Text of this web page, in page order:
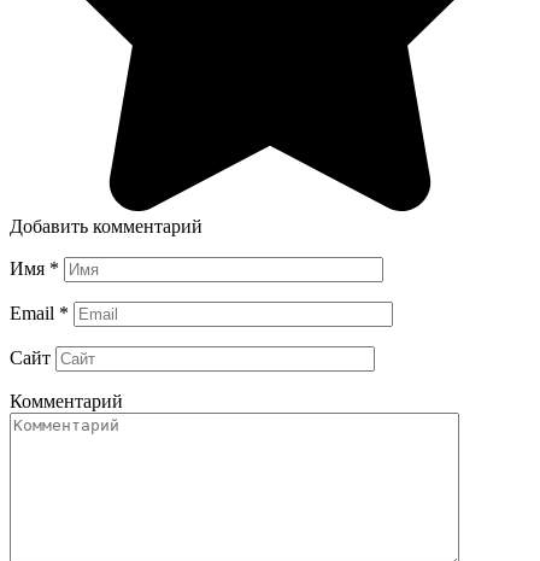
Добавить комментарий
Имя *
Email *
Сайт
Комментарий